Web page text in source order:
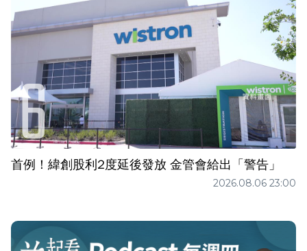
首例！緯創股利2度延後發放 金管會給出「警告」
2026.08.06 23:00